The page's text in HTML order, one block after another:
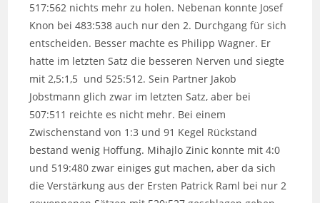
517:562 nichts mehr zu holen. Nebenan konnte Josef
Knon bei 483:538 auch nur den 2. Durchgang für sich
entscheiden. Besser machte es Philipp Wagner. Er
hatte im letzten Satz die besseren Nerven und siegte
mit 2,5:1,5 und 525:512. Sein Partner Jakob
Jobstmann glich zwar im letzten Satz, aber bei
507:511 reichte es nicht mehr. Bei einem
Zwischenstand von 1:3 und 91 Kegel Rückstand
bestand wenig Hoffung. Mihajlo Zinic konnte mit 4:0
und 519:480 zwar einiges gut machen, aber da sich
die Verstärkung aus der Ersten Patrick Raml bei nur 2